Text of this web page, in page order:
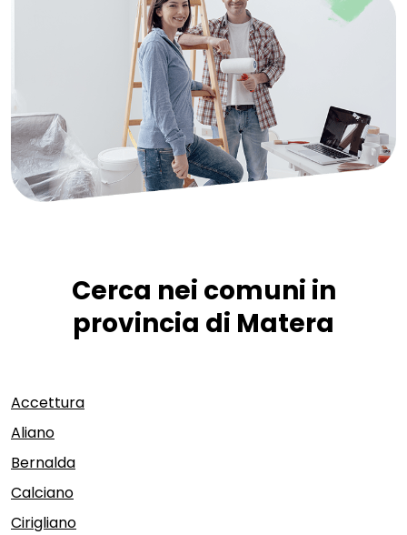
Cerca nei comuni in
provincia di Matera
Accettura
Aliano
Bernalda
Calciano
Cirigliano